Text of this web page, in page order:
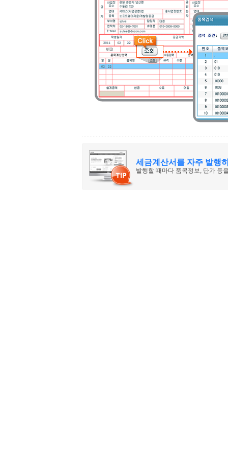
세금계산서를 자주 발행
발행할 때마다 품목정보, 단가 등